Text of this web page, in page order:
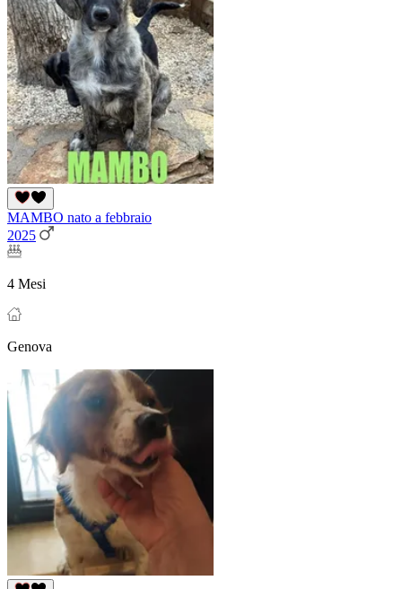
MAMBO nato a febbraio
2025
4 Mesi
Genova